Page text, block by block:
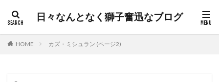
日々なんとなく獅子奮迅なブログ
HOME カズ・ミシュラン (ページ2)